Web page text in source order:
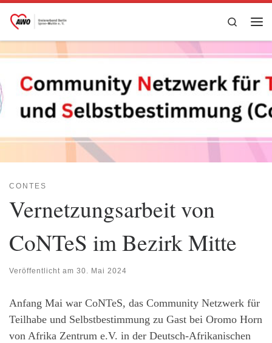
Zum Inhalt springen
Search
CONTES
Vernetzungsarbeit von
CoNTeS im Bezirk Mitte
Veröffentlicht am 30. Mai 2024
Anfang Mai war CoNTeS, das Community Netzwerk für
Teilhabe und Selbstbestimmung zu Gast bei Oromo Horn
von Afrika Zentrum e.V. in der Deutsch-Afrikanischen